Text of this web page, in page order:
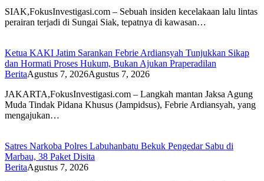
SIAK,FokusInvestigasi.com – Sebuah insiden kecelakaan lalu lintas
perairan terjadi di Sungai Siak, tepatnya di kawasan…
Ketua KAKI Jatim Sarankan Febrie Ardiansyah Tunjukkan Sikap
dan Hormati Proses Hukum, Bukan Ajukan Praperadilan
BeritaAgustus 7, 2026Agustus 7, 2026
JAKARTA,FokusInvestigasi.com – Langkah mantan Jaksa Agung
Muda Tindak Pidana Khusus (Jampidsus), Febrie Ardiansyah, yang
mengajukan…
Satres Narkoba Polres Labuhanbatu Bekuk Pengedar Sabu di
Marbau, 38 Paket Disita
BeritaAgustus 7, 2026